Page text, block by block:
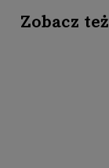
Zobacz też